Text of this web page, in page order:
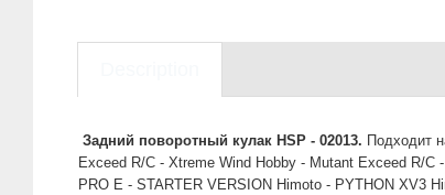
Задний поворотный кулак HSP - 02013. Подходит
Exceed R/C - Xtreme Wind Hobby - Mutant Exceed R/
PRO E - STARTER VERSION Himoto - PYTHON XV3